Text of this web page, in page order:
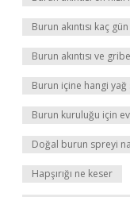
Burun akıntısı kaç
Burun akıntısı ve
Burun içine hangi
Burun kuruluğu için
Doğal burun spreyi
Hapşırığı ne keser